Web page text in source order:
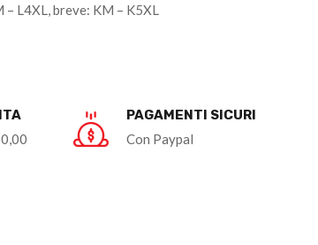
L4XL, breve: KM – K5XL
PAGAMENTI SICURI
Con Paypal